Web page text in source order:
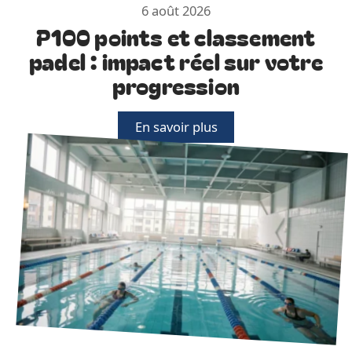
6 août 2026
P100 points et classement
padel : impact réel sur votre
progression
En savoir plus